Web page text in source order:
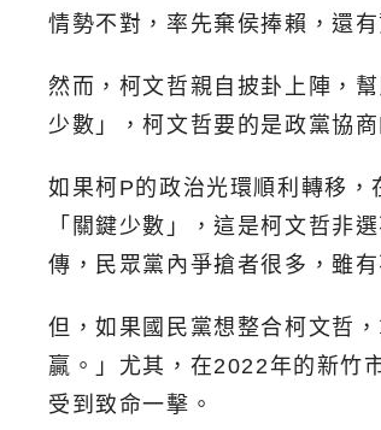
情勢不對，率先棄侯捧賴，還
然而，柯文哲親自披卦上陣，
少數」，柯文哲要的是政黨協
如果柯P的政治光環順利轉移
「關鍵少數」，這是柯文哲非
傳，民眾黨內爭搶者很多，雖
但，如果國民黨想整合柯文哲
贏。」尤其，在2022年的新竹
受到致命一擊。